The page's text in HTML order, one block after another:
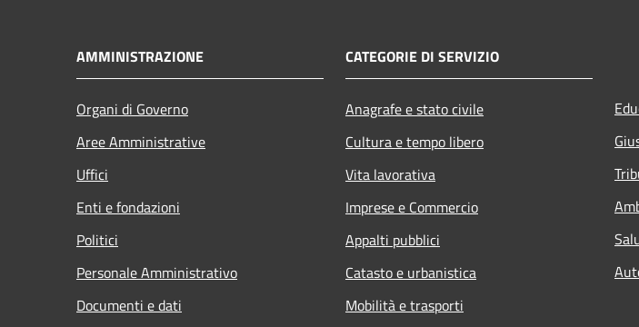
AMMINISTRAZIONE
Organi di Governo
Aree Amministrative
Uffici
Enti e fondazioni
Politici
Personale Amministrativo
Documenti e dati
CATEGORIE DI SERVIZIO
Anagrafe e stato civile
Cultura e tempo libero
Vita lavorativa
Imprese e Commercio
Appalti pubblici
Catasto e urbanistica
Mobilità e trasporti